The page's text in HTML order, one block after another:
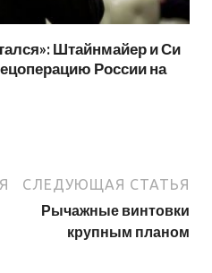
Штайнмайер и Си
России на
СЛЕДУЮЩАЯ СТАТЬЯ
Рычажные винтовки
крупным планом